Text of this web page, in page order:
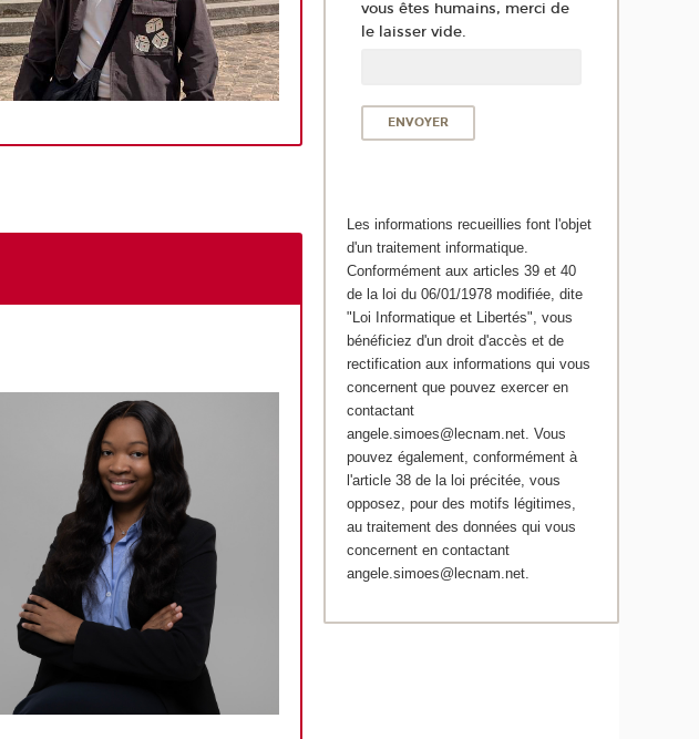
vous êtes humains, merci de
le laisser vide.
Les informations recueillies font l'objet
d'un traitement informatique.
Conformément aux articles 39 et 40
de la loi du 06/01/1978 modifiée, dite
"Loi Informatique et Libertés", vous
bénéficiez d'un droit d'accès et de
rectification aux informations qui vous
concernent que pouvez exercer en
contactant
angele.simoes@lecnam.net. Vous
pouvez également, conformément à
l'article 38 de la loi précitée, vous
opposez, pour des motifs légitimes,
au traitement des données qui vous
concernent en contactant
angele.simoes@lecnam.net.